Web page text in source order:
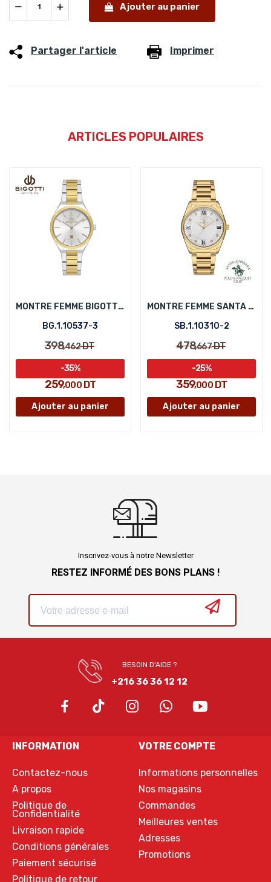
Ajouter au panier
Partager l'article Imprimer
ARTICLES POPULAIRES
MONTRE FEMME BIGOTTI BG.1.10537-3
BG.1.10537-3
398,462DT
259,000DT
-35%
Ajouter au panier
MONTRE FEMME SANTA BARBARA POLO SB.1.10310-2
SB.1.10310-2
478,667DT
359,000DT
-25%
Ajouter au panier
Inscrivez-vous à notre Newsletter
RESTEZ INFORMÉ DES BONS PLANS !
BESOIN D'AIDE ?
+216 36 36 12 12
INFORMATION
Contactez-nous
A propos
Politique de
Confidentialité
Livraison rapide
Conditions générales
Paiement sécurisé
Politique de retour
VOTRE COMPTE
Informations personnelles
Nos magasins
Commandes
Meilleures ventes
Adresses
Promotions